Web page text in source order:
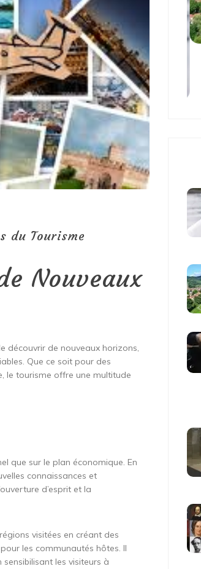
du Tourisme
Nouveaux
découvrir de nouveaux horizons,
Que ce soit pour des
le tourisme offre une multitude
que sur le plan économique. En
connaissances et
d’esprit et la
visitées en créant des
les communautés hôtes. Il
les visiteurs à